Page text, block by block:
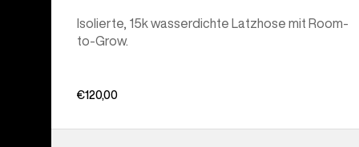
Isolierte, 15k wasserdichte Latzhose mit Room-
to-Grow.
€120,00